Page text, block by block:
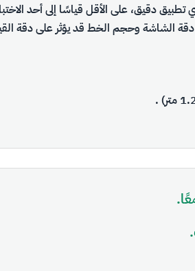
دقيق، على الأقل قياسًا إلى أحد
دقة الشاشة وحجم الخط قد يؤثر على دقة